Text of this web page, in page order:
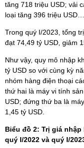
tăng 718 triệu USD; vải
loại tăng 396 triệu USD…
Trong quý I/2023, tổng
đạt 74,49 tỷ USD, giảm
Như vậy, quy mô nhập
tỷ USD so với cùng kỳ
nhóm hàng điện thoại
thứ hai là máy vi tính
USD; đứng thứ ba là
1,45 tỷ USD.
Biểu đồ 2: Trị giá
quý I/2022 và quý I/